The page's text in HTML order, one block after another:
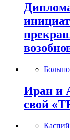
Иран и
свой